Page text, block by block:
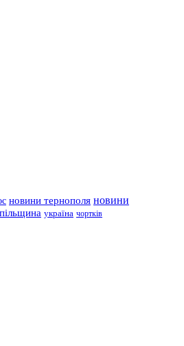
новини тернополя новини
україна чортків